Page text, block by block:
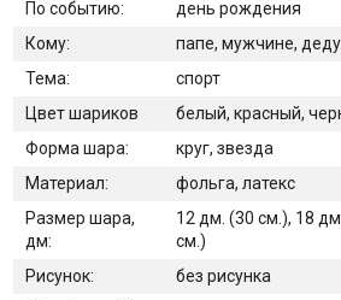
По событию:
день рождения
Кому:
папе, мужчине,
Тема:
спорт
Цвет шариков
белый, красный,
Форма шара:
круг, звезда
Материал:
фольга, латекс
Размер шара,
дм:
12 дм. (30 см.), 18
см.)
Рисунок:
без рисунка